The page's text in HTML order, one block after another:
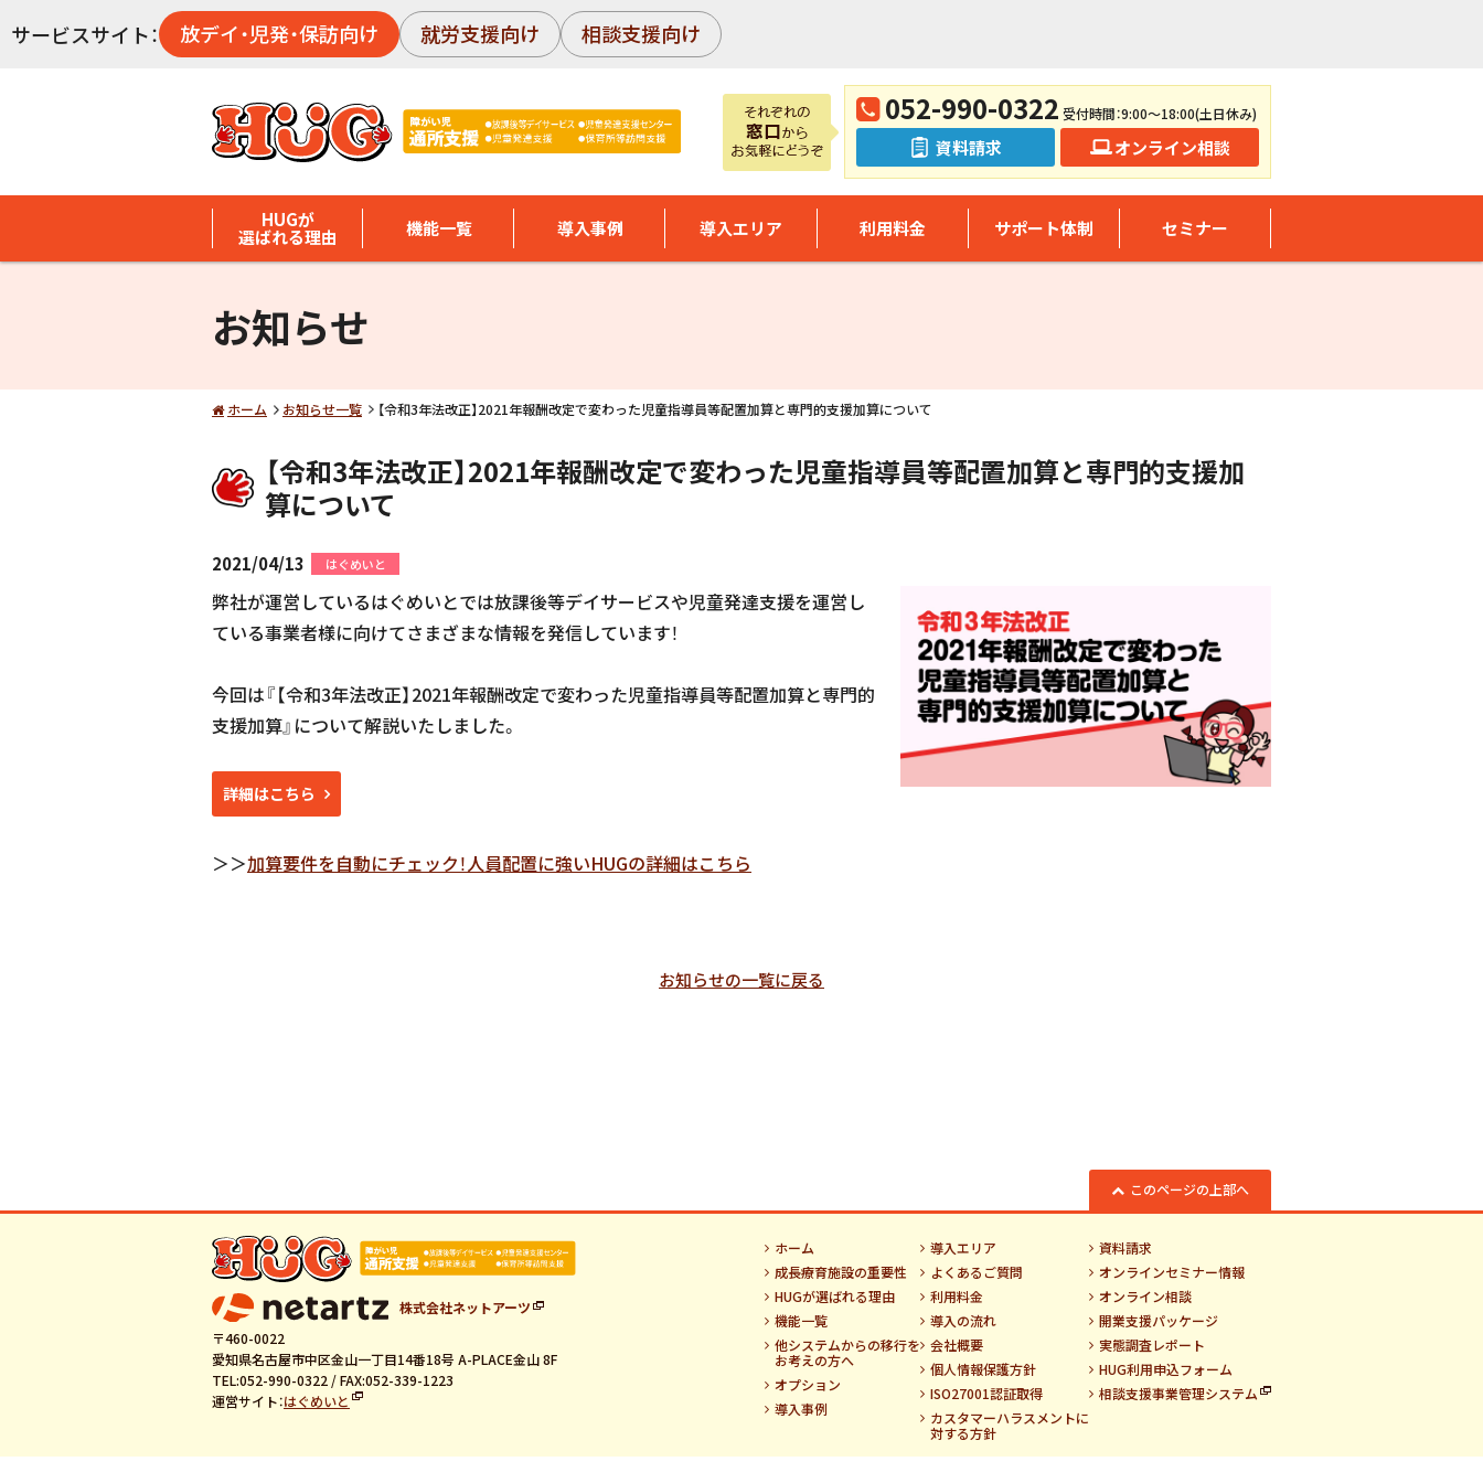
サービスサイト： 放デイ・児発・保訪向け 就労支援向け 相談支援向け
052-990-0322 受付時間：9:00～18:00(土日休み)
資料請求 オンライン相談
HUGが
選ばれる理由 機能一覧 導入事例 導入エリア 利用料金 サポート体制 セミナー
お知らせ
ホーム お知らせ一覧 【令和3年法改正】2021年報酬改定で変わった児童指導員等配置加算と専門的支援加算について
【令和3年法改正】2021年報酬改定で変わった児童指導員等配置加算と専門的支援加
算について
2021/04/13 はぐめいと
弊社が運営しているはぐめいとでは放課後等デイサービスや児童発達支援を運営し
ている事業者様に向けてさまざまな情報を発信しています！
今回は『【令和3年法改正】2021年報酬改定で変わった児童指導員等配置加算と専門的
支援加算』について解説いたしました。
詳細はこちら
＞＞加算要件を自動にチェック！人員配置に強いHUGの詳細はこちら
お知らせの一覧に戻る
このページの上部へ
株式会社ネットアーツ
〒460-0022
愛知県名古屋市中区金山一丁目14番18号 A-PLACE金山 8F
TEL:052-990-0322 / FAX:052-339-1223
運営サイト：はぐめいと
ホーム
成長療育施設の重要性
HUGが選ばれる理由
機能一覧
他システムからの移行を
お考えの方へ
オプション
導入事例
導入エリア
よくあるご質問
利用料金
導入の流れ
会社概要
個人情報保護方針
ISO27001認証取得
カスタマーハラスメントに
対する方針
資料請求
オンラインセミナー情報
オンライン相談
開業支援パッケージ
実態調査レポート
HUG利用申込フォーム
相談支援事業管理システム